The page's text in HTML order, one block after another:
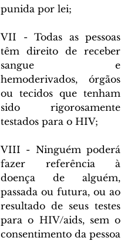
punida por lei;
VII - Todas as pessoas
têm direito de receber
sangue e
hemoderivados, órgãos
ou tecidos que tenham
sido rigorosamente
testados para o HIV;
VIII - Ninguém poderá
fazer referência à
doença de alguém,
passada ou futura, ou ao
resultado de seus testes
para o HIV/aids, sem o
consentimento da pessoa